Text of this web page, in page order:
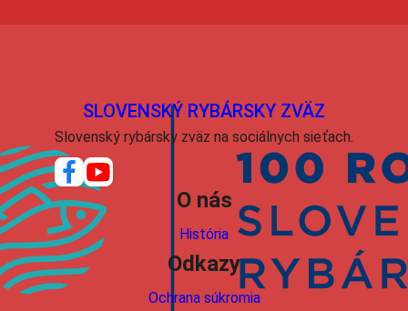
SLOVENSKÝ RYBÁRSKY ZVÄZ
Slovenský rybársky zväz na sociálnych sieťach.
O nás
História
Odkazy
Ochrana súkromia